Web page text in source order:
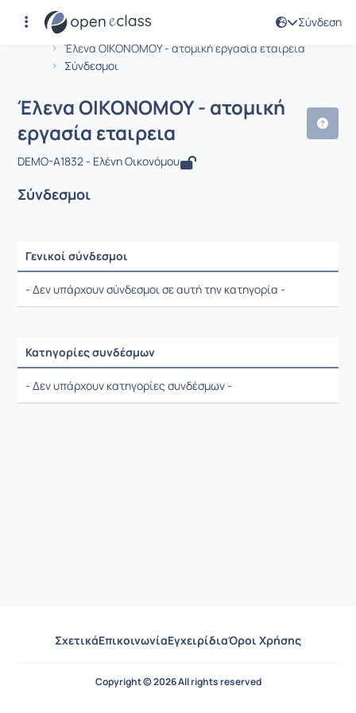
Σύνδεση
Αρχική Σελίδα
Έλενα ΟΙΚΟΝΟΜΟΥ - ατομική εργασία εταιρεια
Σύνδεσμοι
Μάθημα : Έλενα ΟΙΚΟΝΟΜΟΥ -
Έλενα ΟΙΚΟΝΟΜΟΥ - ατομική
εργασία εταιρεια
DEMO-A1832 - Ελένη Οικονόμου
Σύνδεσμοι
Γενικοί σύνδεσμοι
Ρυθμίσεις επιλογής / Αποτελέσματα
- Δεν υπάρχουν σύνδεσμοι σε αυτή την κατηγορία -
Κατηγορίες συνδέσμων
Ρυθμίσεις επιλογής / Αποτελέσματα
- Δεν υπάρχουν κατηγορίες συνδέσμων -
ΣχετικάΕπικοινωνίαΕγχειρίδιαΌροι Χρήσης
Copyright © 2026 All rights reserved